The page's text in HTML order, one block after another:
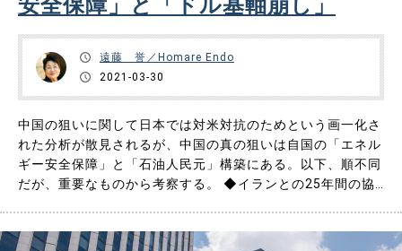
安全保障」と「ドル基軸崩し」
遠藤 誉／Homare Endo
2021-03-30
中国の狙いに関して日本では対米対抗のためという画一化さ
れた分析が散見されるが、中国の真の狙いは自国の「エネル
ギー安全保障」と「石油人民元」構築にある。以下、順不同
だが、重要なものから考察する。 ◆イランとの25年間の協
「包括的戦略パートナーシップ協定」に署名した。これによ